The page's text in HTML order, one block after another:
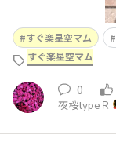
すぐ楽星空マム
すぐ楽星空マム
0
夜桜typeＲ